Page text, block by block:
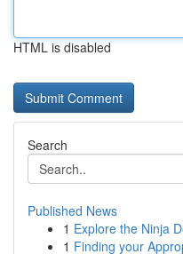
HTML is disabled
Search
Published News
1 Explore the Ninja
1 Finding your